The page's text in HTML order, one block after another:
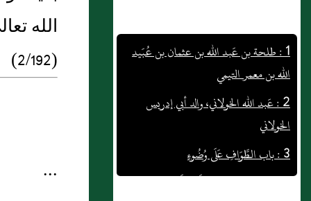
الله بن معمر التيمي
2 : عَبد الله الخولاني، والد أبي إدريس
الخولاني
3 : باب الطَّوَافِ عَلَى وُضُوءٍ
4 : محمد بن المنذر بن أَسد أَبو المنذر
الهروي
الله
(2/192)
...